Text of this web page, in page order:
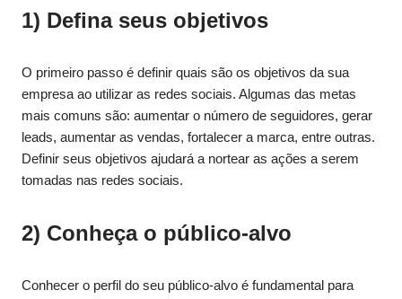
1) Defina seus objetivos
O primeiro passo é definir quais são os objetivos da sua
empresa ao utilizar as redes sociais. Algumas das metas
mais comuns são: aumentar o número de seguidores, gerar
leads, aumentar as vendas, fortalecer a marca, entre outras.
Definir seus objetivos ajudará a nortear as ações a serem
tomadas nas redes sociais.
2) Conheça o público-alvo
Conhecer o perfil do seu público-alvo é fundamental para